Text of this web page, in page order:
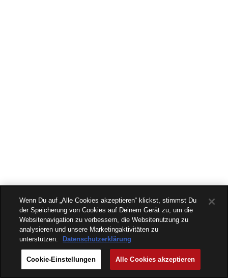
Wenn Du auf „Alle Cookies akzeptieren“ klickst, stimmst Du
der Speicherung von Cookies auf Deinem Gerät zu, um die
Websitenavigation zu verbessern, die Websitenutzung zu
analysieren und unsere Marketingaktivitäten zu
unterstützen.
Datenschutzerklärung
Cookie-Einstellungen Alle Cookies akzeptieren